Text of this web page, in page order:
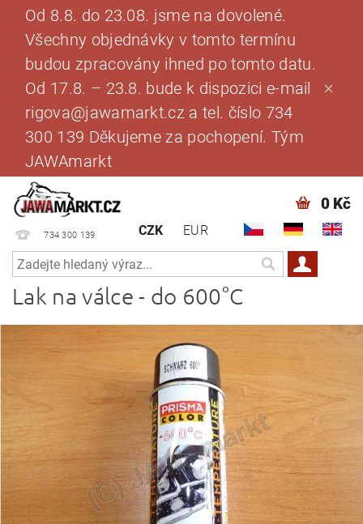
Od 8.8. do 23.08. jsme na dovolené.
Všechny objednávky v tomto termínu
budou zpracovány ihned po tomto datu.
Od 17.8. – 23.8. bude k dispozici e-mail
rigova@jawamarkt.cz a tel. číslo 734
300 139 Děkujeme za pochopení. Tým
JAWAmarkt
734 300 139 CZK EUR
0 Kč
Lak na válce - do 600°C